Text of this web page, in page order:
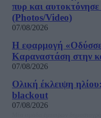
πυρ και
(Photos/Video)
07/08/2026
Η εφαρμογή
Καραναστάση στην
07/08/2026
Ολική έκλειψη
blackout
07/08/2026